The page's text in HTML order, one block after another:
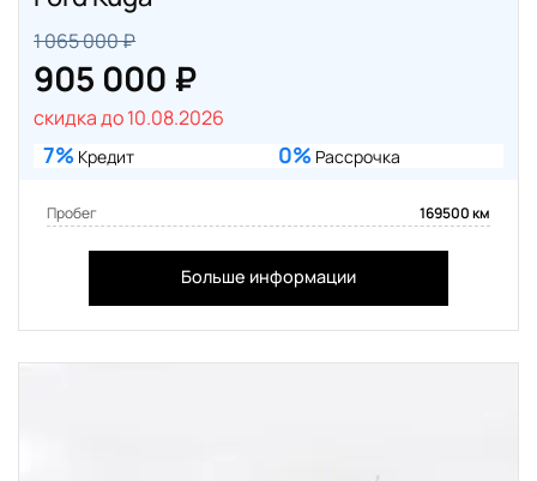
1 065 000 ₽
905 000 ₽
скидка до 10.08.2026
7% Кредит 0% Рассрочка
Пробег 169500 км
Больше информации